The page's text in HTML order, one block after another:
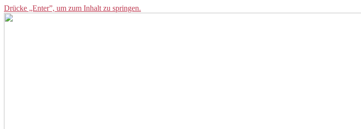
Drücke „Enter”, um zum Inhalt zu springen.